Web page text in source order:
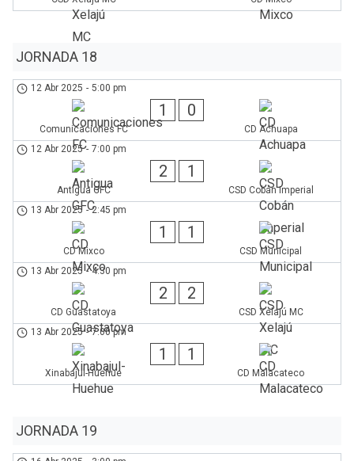
JORNADA 18
12 Abr 2025 - 5:00 pm
Comunicaciones FC
1 0
CD Achuapa
12 Abr 2025 - 7:00 pm
Antigua GFC
2 1
CSD Cobán Imperial
13 Abr 2025 - 2:45 pm
CD Mixco
1 1
CSD Municipal
13 Abr 2025 - 4:30 pm
CD Guastatoya
2 2
CSD Xelajú MC
13 Abr 2025 - 7:00 pm
Xinabajul-Huehue
1 1
CD Malacateco
JORNADA 19